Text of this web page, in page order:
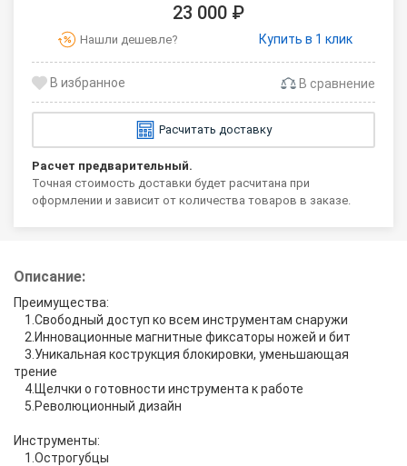
23 000 ₽
Нашли дешевле? Купить в 1 клик
В сравнение
Расчитать доставку
Расчет предварительный.
Точная стоимость доставки будет расчитана при
оформлении и зависит от количества товаров в заказе.
Описание:
Преимущества:
1.Свободный доступ ко всем инструментам снаружи
2.Инновационные магнитные фиксаторы ножей и бит
3.Уникальная кострукция блокировки, уменьшающая
трение
4.Щелчки о готовности инструмента к работе
5.Революционный дизайн
Инструменты:
1.Острогубцы